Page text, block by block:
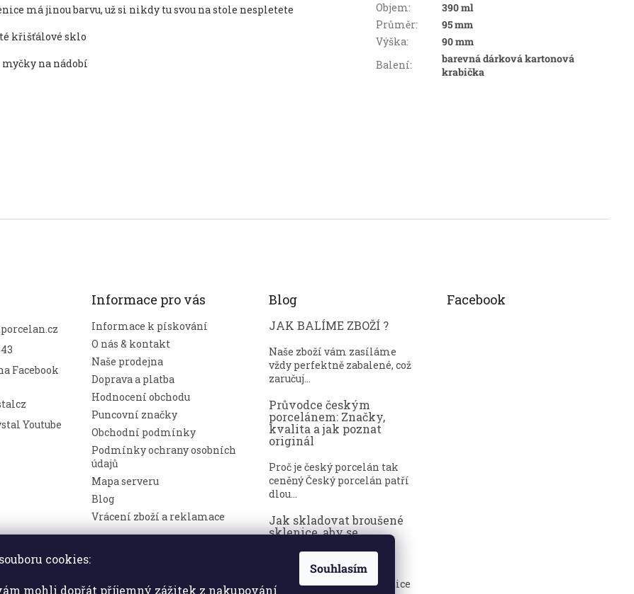
cookies:
mohli dopřát příjemný zážitek z nakupování
Souhlasím
má jinou barvu, už si nikdy tu svou na stole nespletete
křišťálové sklo
myčky na nádobí
Objem:
390 ml
Průměr:
95 mm
Výška:
90 mm
Balení:
barevná dárková kartonová
krabička
Facebook
Youtube
Informace pro vás
Informace k pískování
O nás & kontakt
Naše prodejna
Doprava a platba
Hodnocení obchodu
Puncovní značky
Obchodní podmínky
Podmínky ochrany osobních
údajů
Mapa serveru
Blog
Vrácení zboží a reklamace
Blog
JAK BALÍME ZBOŽÍ ?
Naše zboží vám zasíláme
vždy perfektně zabalené, což
zaručuj...
Průvodce českým
porcelánem: Značky,
kvalita a jak poznat
originál
Proč je český porcelán tak
ceněný Český porcelán patří
dlou...
Jak skladovat broušené
sklenice, aby se
Broušené sklenice jsou
symbolem elegance, tradice
Facebook